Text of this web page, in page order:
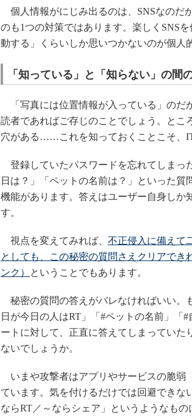
個人情報がにじみ出るのは、SNSなのだ
のも1つの対策ではあります。楽しくSNS
動する」くらいしか思いつかないのが個人
「知っている」と「知らない」の間
「写真には位置情報が入っている」のだ
読者であればご存じのことでしょう。とこ
穴がある……これを知っておくことこそ、
登録していたパスワードを忘れてしまっ
日は？」「ペットの名前は？」といった質
機能があります。答えはユーザー自身しか
す。
視点を変えてみれば、 不正侵入に備えて
としても、この秘密の質問さえクリアで
ンク）
ということでもあります。
秘密の質問の答えがバレなければいい。
日が今日の人はRT」「#ペットの名前」「
ートに対して、正直に答えてしまっていた
ないでしょうか。
いまや攻撃者はアプリやサービスの脆弱
ています。気を付けるだけでは回避できな
ならRT／～ならシェア」というようなも